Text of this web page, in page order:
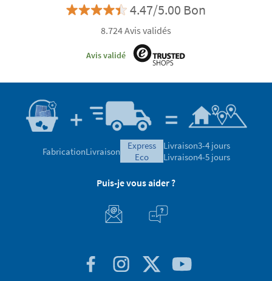
4.47/5.00 Bon
8.724 Avis validés
Avis validé
FabricationLivraison
express
eco
Livraison3-4 jours
Livraison4-5 jours
Puis-je vous aider ?